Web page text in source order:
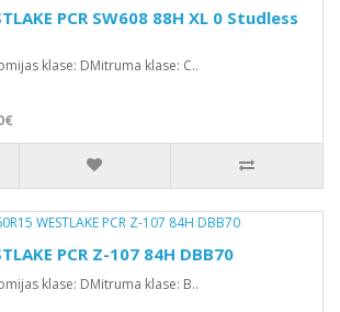
PCR SW608 88H XL 0 Studless
klase: DMitruma klase: C..
PCR Z-107 84H DBB70
klase: DMitruma klase: B..